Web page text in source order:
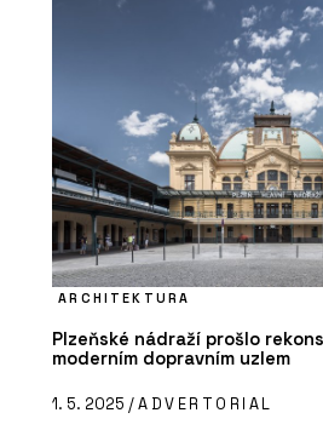
ARCHITEKTURA
Plzeňské nádraží prošlo
moderním dopravním uzlem
1. 5. 2025 /ADVERTORIAL